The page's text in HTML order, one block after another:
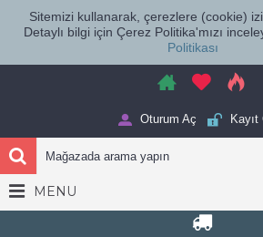
Sitemizi kullanarak, çerezlere (cookie)
Detaylı bilgi için Çerez Politika'mızı
Politikası
Oturum Aç Kayıt
MENU